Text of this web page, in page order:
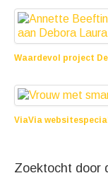
Waardevol project
ViaVia
Zoektocht door